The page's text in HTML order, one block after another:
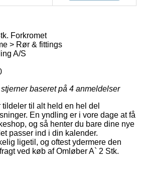
Forkromet
> Rør & fittings
A/S
baseret på 4 anmeldelser
til alt held en hel del
En yndling er i vore dage at få
og så henter du bare dine nye
passer ind i din kalender.
ligetil, og oftest ydermere den
ved køb af Omløber A` 2 Stk.